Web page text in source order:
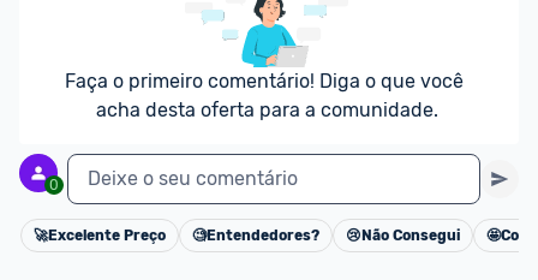
Faça o primeiro comentário! Diga o que você
acha desta oferta para a comunidade.
0 Deixe o seu comentário
Cancelar
🚀Excelente Preço 🧐Entendedores? 😢 Não Consegui 🤩